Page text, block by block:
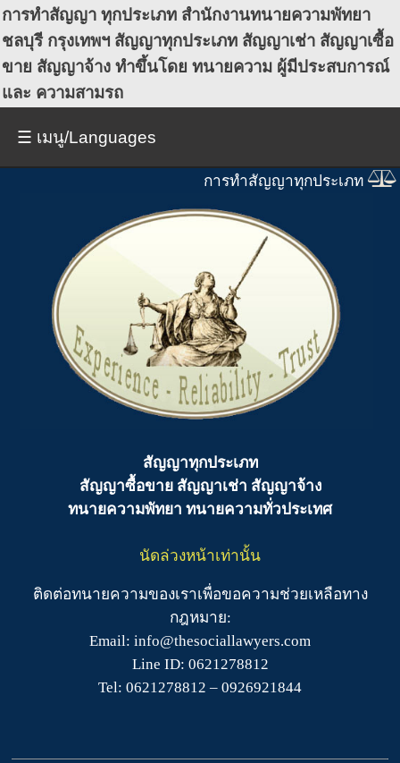
การทำสัญญา ทุกประเภท สำนักงานทนายความพัทยา
ชลบุรี กรุงเทพฯ สัญญาทุกประเภท สัญญาเช่า สัญญาเซื้อ
ขาย สัญญาจ้าง ทำขึ้นโดย ทนายความ ผู้มีประสบการณ์
และ ความสามรถ
☰ เมนู/Languages
การทำสัญญาทุกประเภท
สัญญาทุกประเภท
สัญญาซื้อขาย สัญญาเช่า สัญญาจ้าง
ทนายความพัทยา ทนายความทั่วประเทศ
นัดล่วงหน้าเท่านั้น
ติดต่อทนายความของเราเพื่อขอความช่วยเหลือทาง
กฎหมาย:
Email: info@thesociallawyers.com
Line ID: 0621278812
Tel: 0621278812 – 0926921844